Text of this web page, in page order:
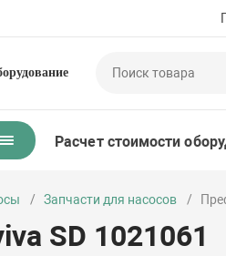
Расчет стоимости
Запчасти для насосов
SD 1021061